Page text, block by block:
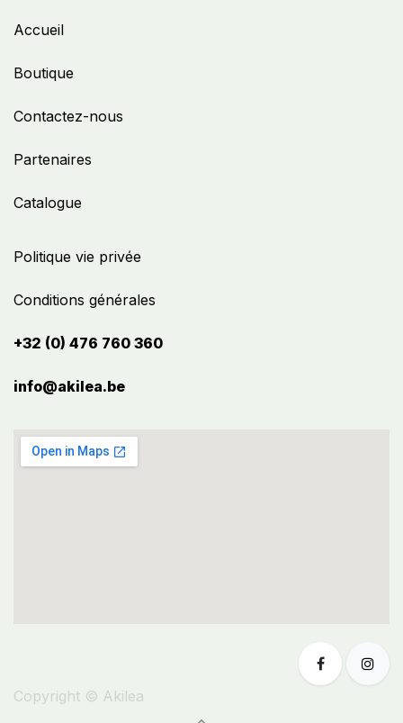
Politique vie privée
Conditions générales
+32 (0) 476 760 360
info@akilea.be​
Accueil
Boutique
Contactez-nous
Partenaires
Catalogue
Copyright © Akilea